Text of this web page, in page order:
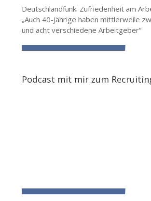
Deutschlandfunk: Zufriedenheit am
„Auch 40-Jährige haben mittlerweile
und acht verschiedene Arbeitgeber“
Podcast mit mir zum